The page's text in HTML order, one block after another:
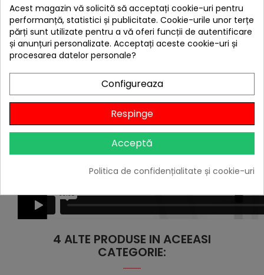
4 ALTE PRODUSE IN ACEEASI
CATEGORIE:
Acest magazin vă solicită să acceptați cookie-uri pentru
performanță, statistici și publicitate. Cookie-urile unor terțe
părți sunt utilizate pentru a vă oferi funcții de autentificare
și anunțuri personalizate. Acceptați aceste cookie-uri și
procesarea datelor personale?
Configureaza
Respinge
Acceptă
Politica de confidențialitate și cookie-uri